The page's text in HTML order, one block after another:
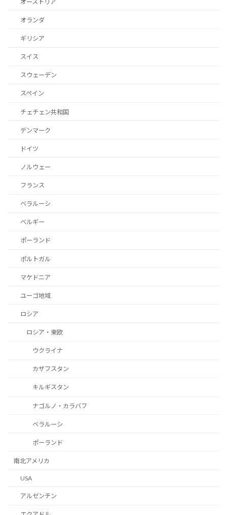
オーストリア
オランダ
ギリシア
スイス
スウェーデン
スペイン
チェチェン共和国
デンマーク
ドイツ
ノルウェー
フランス
ベラルーシ
ベルギー
ポーランド
ポルトガル
マケドニア
ユーゴ地域
ロシア
ロシア・東欧
ウクライナ
カザフスタン
キルギスタン
ナゴルノ・カラバフ
ベラルーシ
ポーランド
南北アメリカ
USA
アルゼンチン